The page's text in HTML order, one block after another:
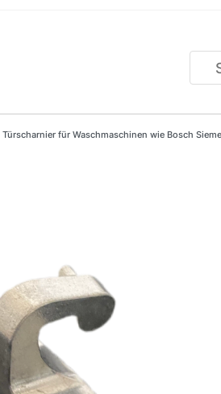
Türscharnier für Waschmaschinen wie Bosch